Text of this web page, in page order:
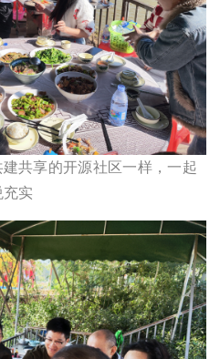
共享的开源社区一样，一起
实